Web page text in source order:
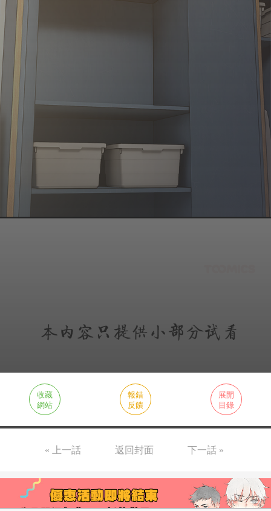
收藏
網站
報錯
反饋
展開
目錄
« 上一話 返回封面 下一話 »